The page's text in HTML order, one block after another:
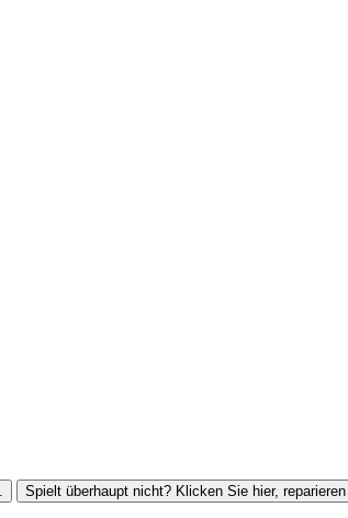
Spielt überhaupt nicht? Klicken Sie hier,